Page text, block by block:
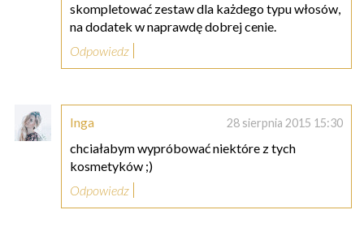
skompletować zestaw dla każdego typu włosów,
na dodatek w naprawdę dobrej cenie.
Odpowiedz
Inga 28 sierpnia 2015 15:30
chciałabym wypróbować niektóre z tych
kosmetyków ;)
Odpowiedz